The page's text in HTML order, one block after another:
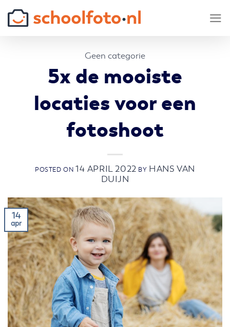
Geen categorie
5x de mooiste
locaties voor een
fotoshoot
POSTED ON 14 APRIL 2022 BY HANS VAN
DUIJN
14
apr